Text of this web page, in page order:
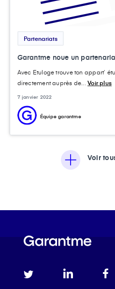
Partenariats
Garantme noue un
Avec Etuloge trouve ton appart’
directement auprès de...Voir plus
7 janvier 2022
Équipe garantme
Voir